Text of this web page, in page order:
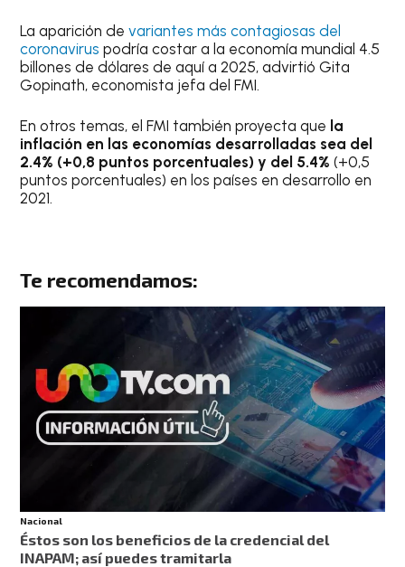
La aparición devariantes más contagiosas del
coronavirus podría costar a la economía mundial 4.5
billones de dólares de aquí a 2025, advirtió Gita
Gopinath, economista jefa del FMI.
En otros temas, el FMI también proyecta que la
inflación en las economías desarrolladas sea del
2.4% (+0,8 puntos porcentuales) y del 5.4% (+0,5
puntos porcentuales) en los países en desarrollo en
2021.
Te recomendamos:
Nacional
Éstos son los beneficios de la credencial del
INAPAM; así puedes tramitarla